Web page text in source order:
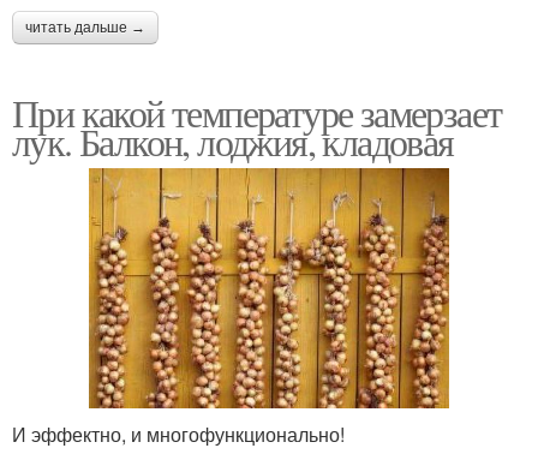
читать дальше →
При какой температуре замерзает
лук. Балкон, лоджия, кладовая
И эффектно, и многофункционально!